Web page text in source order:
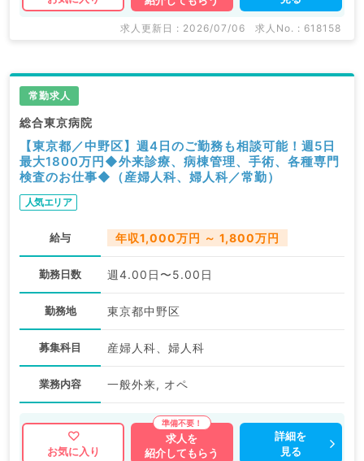
求人更新日 : 2026/07/06 求人No. : 618158
常勤求人
総合東京病院
【東京都／中野区】週4日のご勤務も相談可能！週5日
最大1800万円◆外来診療、病棟管理、手術、各種専門
検査のお仕事◆（産婦人科、婦人科／常勤）
人気エリア
給与 年収1,000万円 ～ 1,800万円
勤務日数 週4.00日〜5.00日
勤務地 東京都中野区
募集科目 産婦人科、婦人科
業務内容 一般外来, オペ
お気に入り
求人を
紹介してもらう
詳細を
見る